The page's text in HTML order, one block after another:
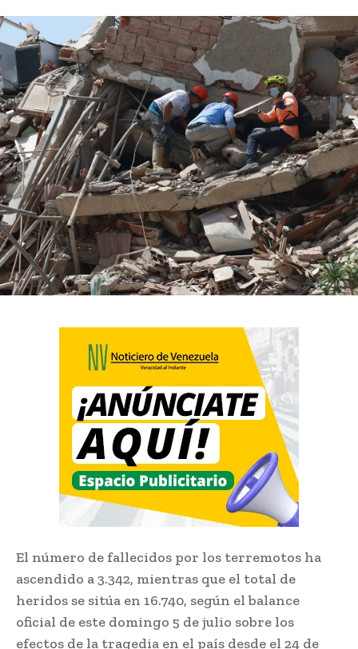
El número de fallecidos por los terremotos ha
ascendido a 3.342, mientras que el total de
heridos se sitúa en 16.740, según el balance
oficial de este domingo 5 de julio sobre los
efectos de la tragedia en el país desde el 24 de